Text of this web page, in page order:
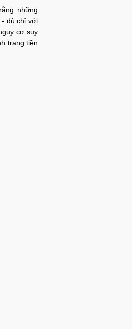
những
- dù chỉ với
cơ suy
trạng tiền